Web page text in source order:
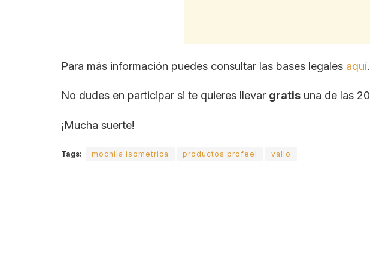
Para más información puedes consultar las bases legales aquí.
No dudes en participar si te quieres llevar gratis una de las 20
¡Mucha suerte!
Tags: mochila isometrica productos profeel valio